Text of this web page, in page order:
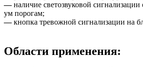
—наличие светозвуковой
ум порогам;
—кнопка тревожной сигнализации на
Области применения: